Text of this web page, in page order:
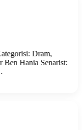
Dram,
Ben Hania Senarist: